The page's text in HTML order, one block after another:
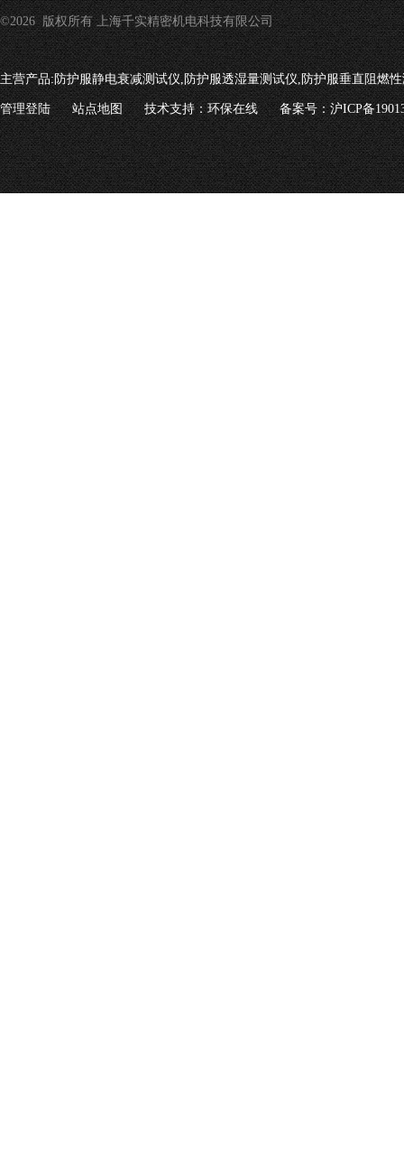
©2026 版权所有 上海千实精密机电科技有限公司
主营产品:防护服静电衰减测试仪,防护服透湿量测试仪,防护服垂直阻燃
管理登陆 站点地图 技术支持：环保在线 备案号：沪ICP备